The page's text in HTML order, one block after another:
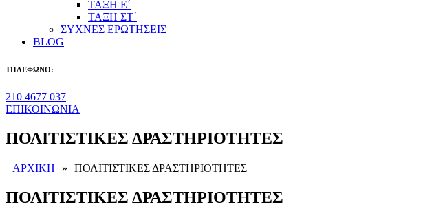
ΤΑΞΗ Ε΄
ΤΑΞΗ ΣΤ΄
ΣΥΧΝΕΣ ΕΡΩΤΗΣΕΙΣ
BLOG
ΤΗΛΕΦΩΝΟ:
210 4677 037
ΕΠΙΚΟΙΝΩΝΙΑ
ΠΟΛΙΤΙΣΤΙΚΕΣ ΔΡΑΣΤΗΡΙΟΤΗΤΕΣ
ΑΡΧΙΚΗ » ΠΟΛΙΤΙΣΤΙΚΕΣ ΔΡΑΣΤΗΡΙΟΤΗΤΕΣ
ΠΟΛΙΤΙΣΤΙΚΕΣ ΔΡΑΣΤΗΡΙΟΤΗΤΕΣ